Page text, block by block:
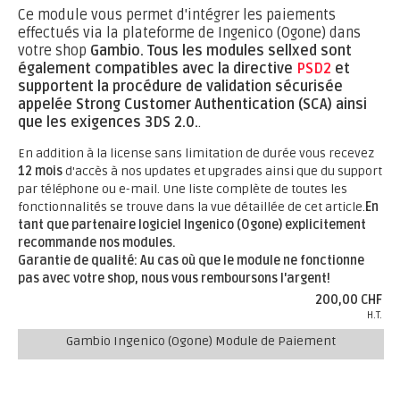
Ce module vous permet d'intégrer les paiements
effectués via la plateforme de Ingenico (Ogone) dans
votre shop Gambio. Tous les modules sellxed sont
également compatibles avec la directive PSD2 et
supportent la procédure de validation sécurisée
appelée Strong Customer Authentication (SCA) ainsi
que les exigences 3DS 2.0..
En addition à la license sans limitation de durée vous recevez
12 moisd'accès à nos updates et upgrades ainsi que du support
par téléphone ou e-mail. Une liste complète de toutes les
fonctionnalités se trouve dans la vue détaillée de cet article.En
tant que partenaire logiciel Ingenico (Ogone) explicitement
recommande nos modules.
Garantie de qualité: Au cas où que le module ne fonctionne
pas avec votre shop, nous vous remboursons l'argent!
200,00 CHF
H.T.
Gambio Ingenico (Ogone) Module de Paiement